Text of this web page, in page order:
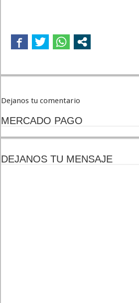
Dejanos tu comentario
MERCADO PAGO
DEJANOS TU MENSAJE